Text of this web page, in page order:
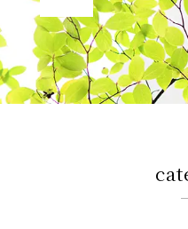
健康情報
厚生連について